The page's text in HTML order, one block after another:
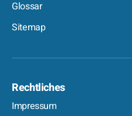
Glossar
Sitemap
Rechtliches
Impressum